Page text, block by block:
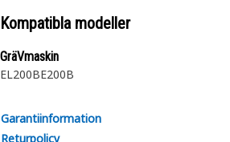
Kompatibla modeller
GräVmaskin
EL200BE200B
Garantiinformation
Returpolicy